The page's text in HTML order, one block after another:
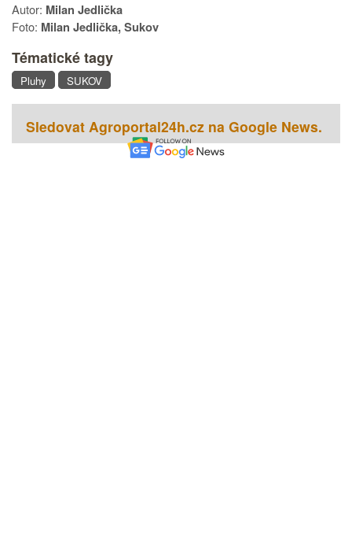
Autor: Milan Jedlička
Foto: Milan Jedlička, Sukov
Tématické tagy
Pluhy SUKOV
Sledovat Agroportal24h.cz na Google News.